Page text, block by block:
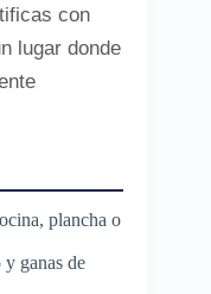
con
lugar donde
plancha o
ganas de